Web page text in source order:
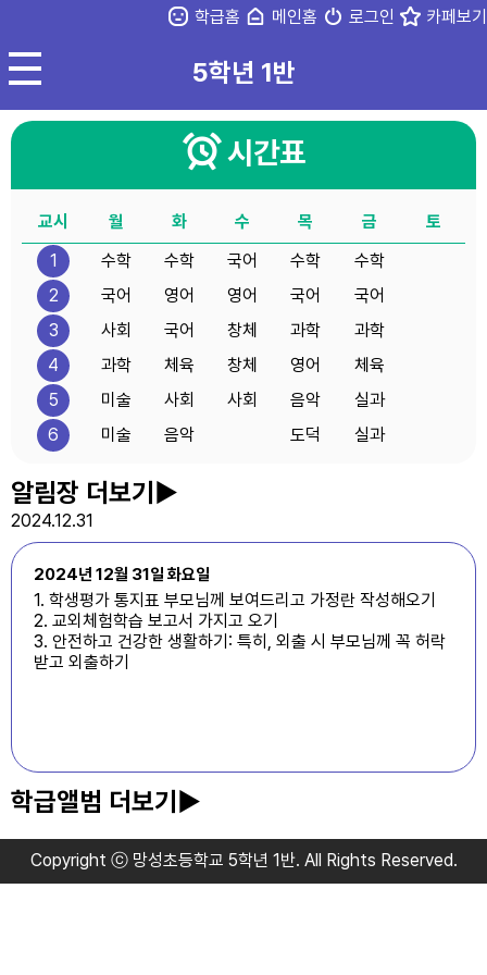
학급홈 메인홈 로그인 카페보기
5학년 1반
시간표
교시 월 화 수 목 금
토
1
수학 수학 국어 수학
수학
2
국어 영어 영어 국어
국어
3
사회 국어 창체 과학
과학
4
과학 체육 창체 영어
체육
5
미술 사회 사회 음악
실과
6
미술 음악 도덕 실과
알림장 더보기▶
2024.12.31
2024년 12월 31일 화요일
1. 학생평가 통지표 부모님께 보여드리고 가정란 작성해오기
2. 교외체험학습 보고서 가지고 오기
3. 안전하고 건강한 생활하기: 특히, 외출 시 부모님께 꼭 허락
받고 외출하기
학급앨범 더보기▶
Copyright ⓒ 망성초등학교 5학년 1반. All Rights Reserved.